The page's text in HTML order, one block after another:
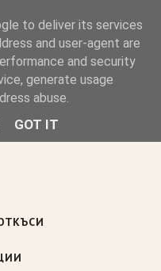
откъси, нови книги
10:00–19:00 ·
to deliver its services
and user-agent are
and security
generate usage
abuse.
GOT IT